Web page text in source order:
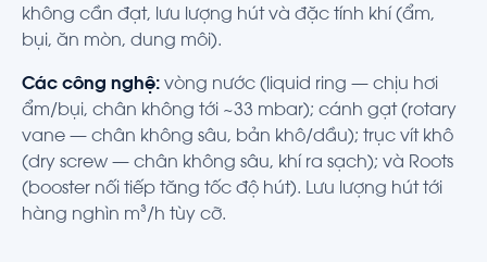
không cần đạt, lưu lượng hút và đặc tính khí (ẩm,
bụi, ăn mòn, dung môi).
Các công nghệ: vòng nước (liquid ring — chịu hơi
ẩm/bụi, chân không tới ~33 mbar); cánh gạt (rotary
vane — chân không sâu, bản khô/dầu); trục vít khô
(dry screw — chân không sâu, khí ra sạch); và Roots
(booster nối tiếp tăng tốc độ hút). Lưu lượng hút tới
hàng nghìn m³/h tùy cỡ.